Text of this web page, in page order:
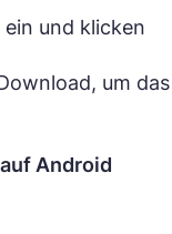
und klicken
um das
Android